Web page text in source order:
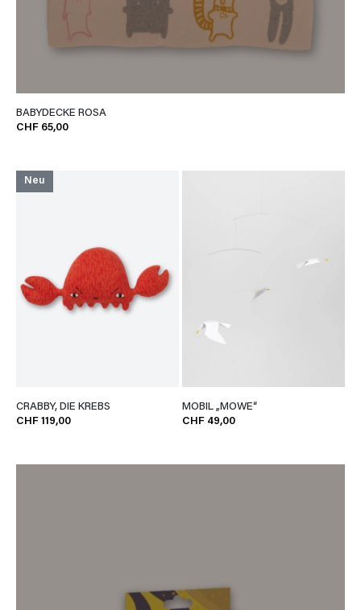
BABYDECKE ROSA
CHF 65,00
Neu
CRABBY, DIE KREBS
CHF 119,00
MOBIL „MÖWE“
CHF 49,00